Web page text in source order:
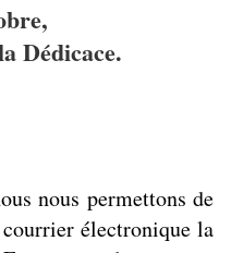
Dédicace.
nous permettons de
électronique la